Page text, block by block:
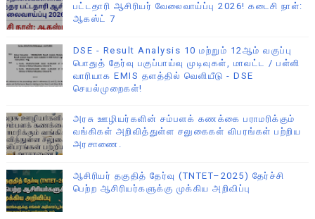
பட்டதாரி ஆசிரியர் வேலைவாய்ப்பு 2026! கடைசி நாள்:
ஆகஸ்ட் 7
DSE - Result Analysis 10 மற்றும் 12ஆம் வகுப்பு
பொதுத் தேர்வு பகுப்பாய்வு முடிவுகள், மாவட்ட / பள்ளி
வாரியாக EMIS தளத்தில் வெளியீடு - DSE
செயல்முறைகள்!
அரசு ஊழியர்களின் சம்பளக் கணக்கை பராமரிக்கும்
வங்கிகள் அறிவித்துள்ள சலுகைகள் விபரங்கள் பற்றிய
அரசாணை.
ஆசிரியர் தகுதித் தேர்வு (TNTET–2025) தேர்ச்சி
பெற்ற ஆசிரியர்களுக்கு முக்கிய அறிவிப்பு